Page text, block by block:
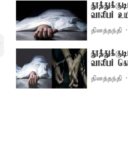
வாலிபர்
தினத்தந்தி
வாலிபர்
தினத்தந்தி